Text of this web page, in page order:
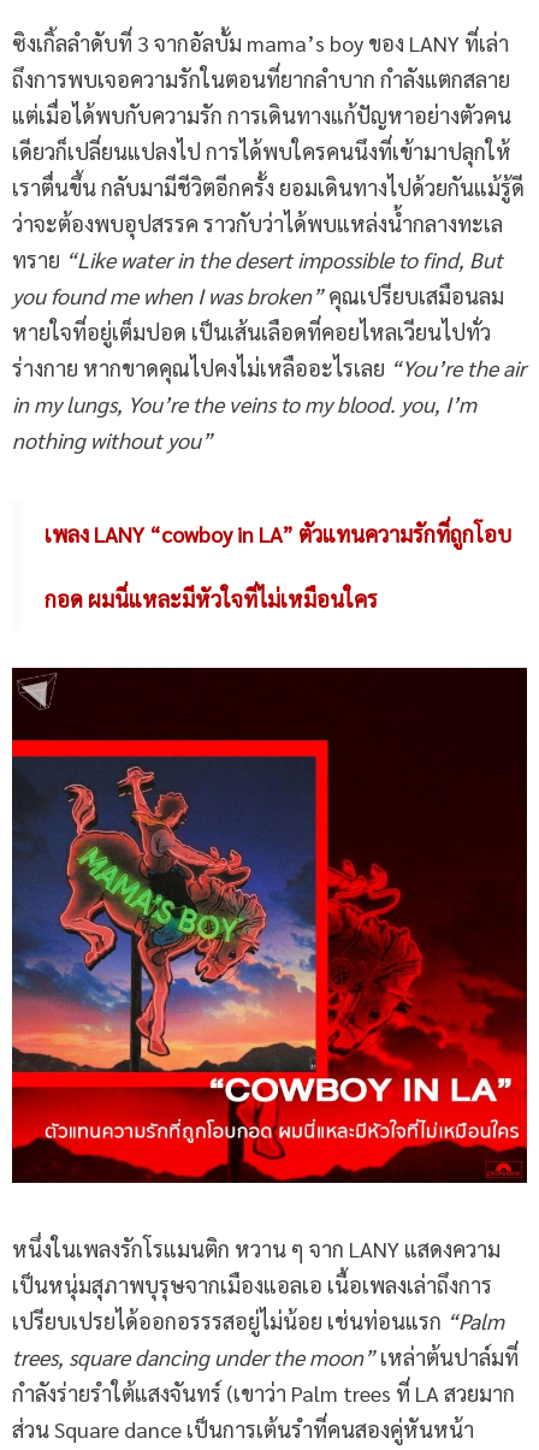
ซิงเกิ้ลลำดับที่ 3 จากอัลบั้ม mama’s boy ของ LANY ที่เล่า
ถึงการพบเจอความรักในตอนที่ยากลำบาก กำลังแตกสลาย
แต่เมื่อได้พบกับความรัก การเดินทางแก้ปัญหาอย่างตัวคน
เดียวก็เปลี่ยนแปลงไป การได้พบใครคนนึงที่เข้ามาปลุกให้
เราตื่นขึ้น กลับมามีชีวิตอีกครั้ง ยอมเดินทางไปด้วยกันแม้รู้ดี
ว่าจะต้องพบอุปสรรค ราวกับว่าได้พบแหล่งน้ำกลางทะเล
ทราย “Like water in the desert impossible to find, But
you found me when I was broken”คุณเปรียบเสมือนลม
หายใจที่อยู่เต็มปอด เป็นเส้นเลือดที่คอยไหลเวียนไปทั่ว
ร่างกาย หากขาดคุณไปคงไม่เหลืออะไรเลย “You’re the air
in my lungs, You’re the veins to my blood. you, I’m
nothing without you”
เพลง LANY “cowboy in LA” ตัวแทนความรักที่ถูกโอบ
กอด ผมนี่แหละมีหัวใจที่ไม่เหมือนใคร
หนึ่งในเพลงรักโรแมนติก หวาน ๆ จาก LANY แสดงความ
เป็นหนุ่มสุภาพบุรุษจากเมืองแอลเอ เนื้อเพลงเล่าถึงการ
เปรียบเปรยได้ออกอรรรสอยู่ไม่น้อย เช่นท่อนแรก “Palm
trees, square dancing under the moon”เหล่าต้นปาล์มที่
กำลังร่ายรำใต้แสงจันทร์ (เขาว่า Palm trees ที่ LA สวยมาก
ส่วน Square dance เป็นการเต้นรำที่คนสองคู่หันหน้า